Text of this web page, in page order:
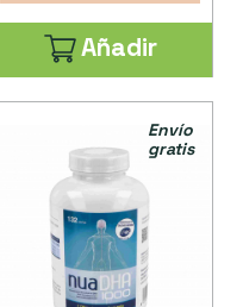
Añadir
Envío
gratis